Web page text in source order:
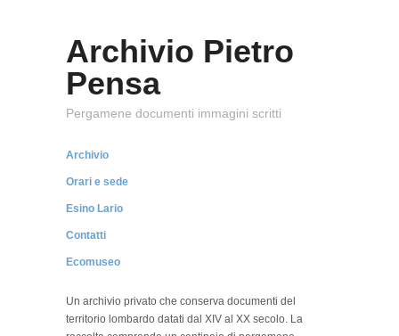
Archivio Pietro
Pensa
Pergamene documenti immagini scritti
Archivio
Orari e sede
Esino Lario
Contatti
Ecomuseo
Un archivio privato che conserva documenti del
territorio lombardo datati dal XIV al XX secolo. La